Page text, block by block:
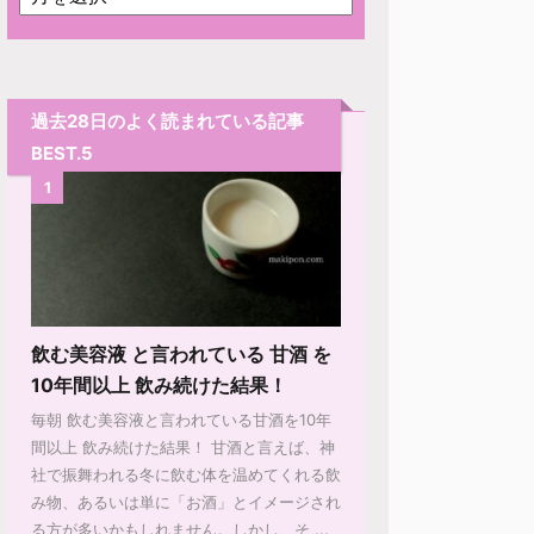
過去28日のよく読まれている記事
BEST.5
1
飲む美容液 と言われている 甘酒 を
10年間以上 飲み続けた結果！
毎朝 飲む美容液と言われている甘酒を10年
間以上 飲み続けた結果！ 甘酒と言えば、神
社で振舞われる冬に飲む体を温めてくれる飲
み物、あるいは単に「お酒」とイメージされ
る方が多いかもしれません。しかし、そ ...